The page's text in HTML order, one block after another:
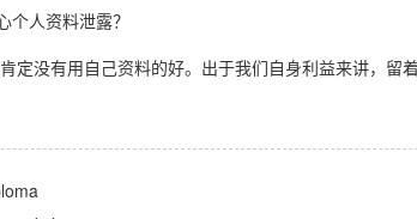
人资料泄露？
定没有用自己资料的好。出于我们自身利益来讲，